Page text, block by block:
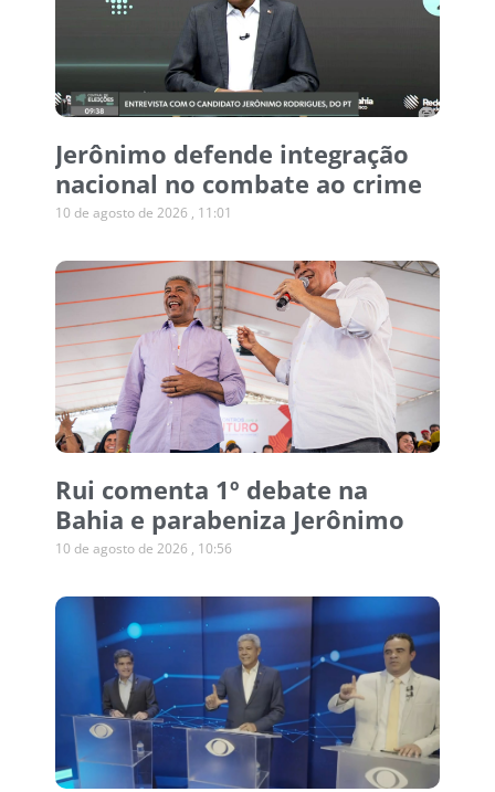
Jerônimo defende integração
nacional no combate ao crime
10 de agosto de 2026 11:01
Rui comenta 1º debate na
Bahia e parabeniza Jerônimo
10 de agosto de 2026 10:56